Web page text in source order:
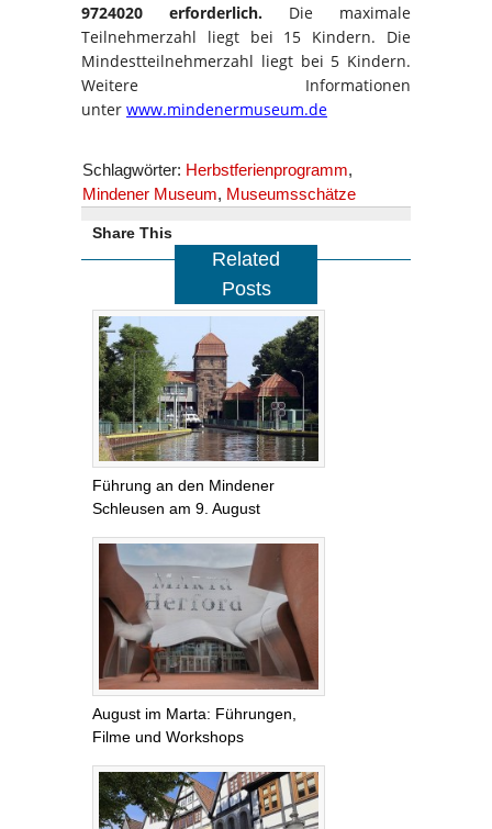
9724020 erforderlich. Die maximale
Teilnehmerzahl liegt bei 15 Kindern. Die
Mindestteilnehmerzahl liegt bei 5 Kindern.
Weitere Informationen
unter www.mindenermuseum.de
Schlagwörter: Herbstferienprogramm,
Mindener Museum, Museumsschätze
Share This
Related
Posts
Führung an den Mindener
Schleusen am 9. August
August im Marta: Führungen,
Filme und Workshops